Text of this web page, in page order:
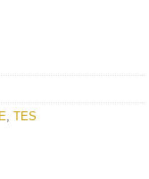
, TES